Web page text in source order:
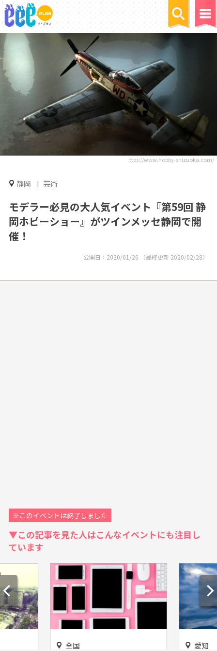
ttps://www.hobby-shizuoka.com/
静岡 芸術
モデラー必見の大人気イベント『第59回 静
岡ホビーショー』がツインメッセ静岡で開
催！
公開日： 2020/01/26 （最終更新 2020/02/28）
※このイベントは終了しました
▼この記事を見た人はこんなイベントにも注目し
ています
全国 愛知